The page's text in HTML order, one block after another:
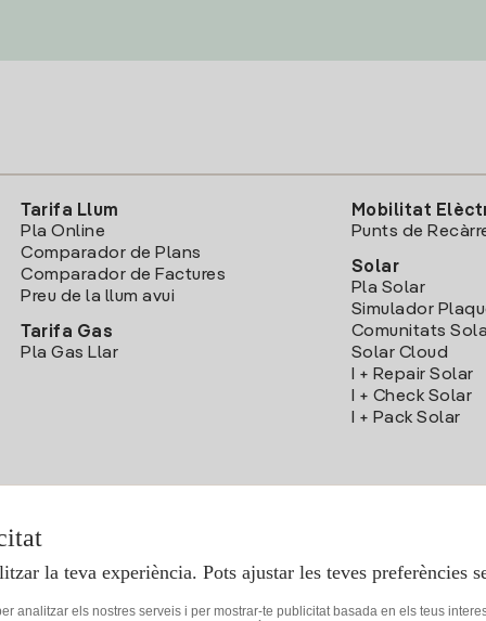
Tarifa Llum
Pla Online
Comparador de Plans
Comparador de Factures
Preu de la llum avui
Tarifa Gas
Pla Gas Llar
Mobilitat
Punts de
Solar
Pla Solar
Simulador
Comunitats
Solar Cloud
I + Repair Solar
I + Check Solar
I + Pack Solar
la teva experiència. Pots ajustar les teves preferències
analitzar els nostres serveis i per mostrar-te publicitat basada en els teus